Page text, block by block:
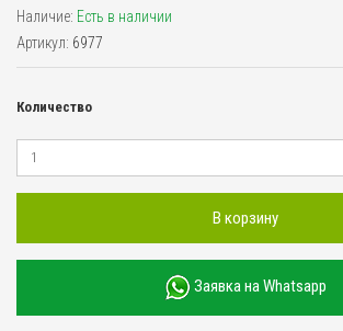
Наличие: Есть в наличии
Артикул: 6977
Количество
В корзину
Заявка на Whatsapp